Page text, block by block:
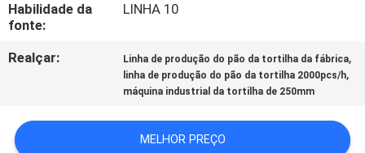
CONTACTE-
NOS
SOLICITE UM
ORÇAMENTO
Habilidade da
fonte:
LINHA 10
Realçar: Linha de produção do pão da tortilha da fábrica,
linha de produção do pão da tortilha 2000pcs/h,
máquina industrial da tortilha de 250mm
MELHOR PREÇO